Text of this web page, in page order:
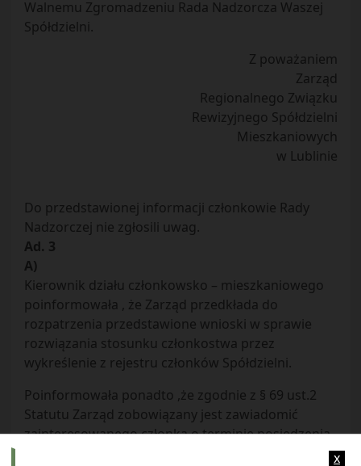
Walnemu Zgromadzeniu Rada Nadzorcza Waszej
Spółdzielni.
Z poważaniem
Zarząd
Regionalnego Związku
Rewizyjnego Spółdzielni
Mieszkaniowych
w Lublinie
Do przedstawionej informacji członkowie Rady
Nadzorczej nie zgłosili uwag.
Ad. 3
A)
Kierownik działu członkowsko – mieszkaniowego
poinformowała , że Zarząd przedkłada do
rozpatrzenia przedstawione wnioski w sprawie
rozwiązania stosunku członkostwa przez
wykreślenie z rejestru członków Spółdzielni.
Poinformowała ponadto ,że zgodnie z § 69 ust.2
Statutu Zarząd zobowiązany jest zawiadomić
zainteresowanego członka o terminie posiedzenia
Rady Nadzorczej, na którym ma być rozpatrywana x